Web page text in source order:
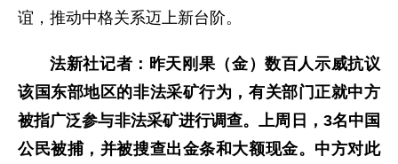
谊，推动中格关系迈上新台阶。
法新社记者：昨天刚果（金）数百人示威抗议
该国东部地区的非法采矿行为，有关部门正就中方
被指广泛参与非法采矿进行调查。上周日，3名中国
公民被捕，并被搜查出金条和大额现金。中方对此